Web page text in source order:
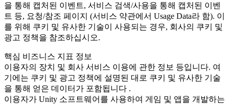
을 통해 캡처된 이벤트, 서비스 검색/사용을 통해 캡처된 이벤
트 등, 요청/참조 페이지 (서비스 약관에서 Usage Data라 함). 이
를 위해 쿠키 및 유사한 기술이 사용되는 경우, 회사의 쿠키 및
광고 정책을 참조하십시오.
핵심 비즈니스 지표 정보
이용자의 장치 및 회사 서비스 이용에 관한 정보 등입니다. 여
기에는 쿠키 및 광고 정책에 설명된 대로 쿠키 및 유사한 기술
을 통해 얻은 데이터가 포함됩니다 .
이용자가 Unity 소프트웨어를 사용하여 게임 및 앱을 개발하는